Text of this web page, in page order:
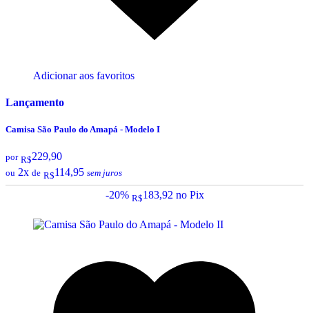
Adicionar aos favoritos
Lançamento
Camisa São Paulo do Amapá - Modelo I
por R$229,90
ou 2x de R$114,95 sem juros
-20% R$183,92 no Pix